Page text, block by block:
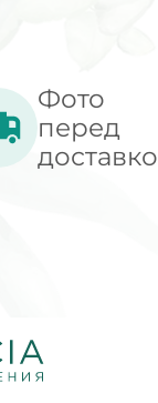
Фото
перед